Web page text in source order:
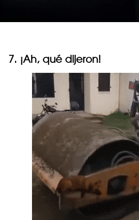
7. ¡Ah, qué dijeron!